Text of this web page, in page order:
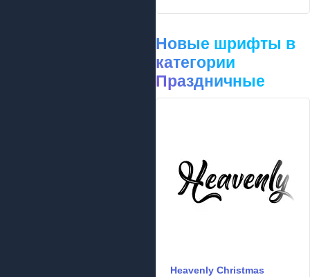
Новые шрифты в
категории
Праздничные
Heavenly Christmas